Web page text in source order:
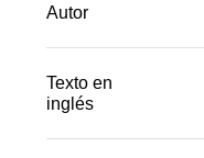
Autor
Texto en
inglés